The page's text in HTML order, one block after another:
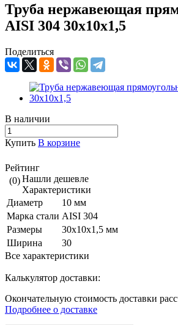
Труба нержавеющая
AISI 304 30х10х1,5
Поделиться
В наличии
Купить В корзине
Рейтинг
(0)Нашли дешевле
Характеристики
Диаметр
10 мм
Марка стали AISI 304
Размеры
30х10х1,5 мм
Ширина
30
Все характеристики
Калькулятор доставки:
Окончательную стоимость доставки
Подробнее о доставке